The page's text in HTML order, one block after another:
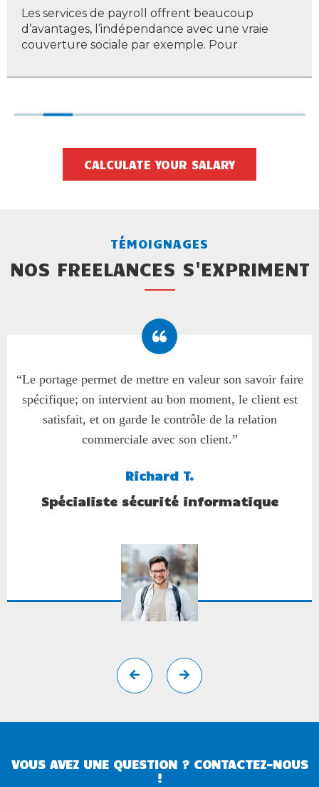
Les services de payroll offrent beaucoup
d’avantages, l’indépendance avec une vraie
couverture sociale par exemple. Pour
CALCULATE YOUR SALARY
TÉMOIGNAGES
NOS FREELANCES S'EXPRIMENT
“Le portage permet de mettre en valeur son savoir faire
spécifique; on intervient au bon moment, le client est
satisfait, et on garde le contrôle de la relation
commerciale avec son client.”
Richard T.
Spécialiste sécurité informatique
VOUS AVEZ UNE QUESTION ? CONTACTEZ-NOUS
!